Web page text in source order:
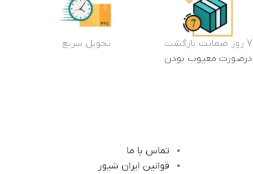
7 روز ضمانت بازگشت
درصورت معیوب بودن
تحویل سریع
تماس با ما
قوانین ایران شیور